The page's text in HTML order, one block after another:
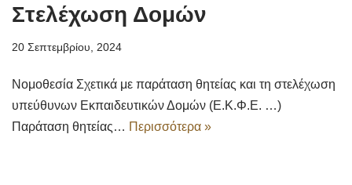
Στελέχωση Δομών
20 Σεπτεμβρίου, 2024
Νομοθεσία Σχετικά με παράταση θητείας και τη στελέχωση
υπεύθυνων Εκπαιδευτικών Δομών (Ε.Κ.Φ.Ε. …)
Παράταση θητείας… Περισσότερα »